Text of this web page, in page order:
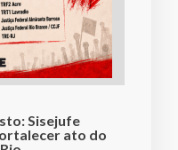
Sisejufe
ato do